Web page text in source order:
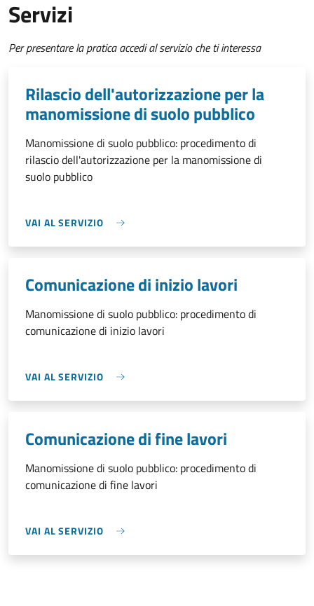
Servizi
Per presentare la pratica accedi al servizio che ti interessa
Rilascio dell'autorizzazione per la
manomissione di suolo pubblico
Manomissione di suolo pubblico: procedimento di
rilascio dell'autorizzazione per la manomissione di
suolo pubblico
VAI AL SERVIZIO
Comunicazione di inizio lavori
Manomissione di suolo pubblico: procedimento di
comunicazione di inizio lavori
VAI AL SERVIZIO
Comunicazione di fine lavori
Manomissione di suolo pubblico: procedimento di
comunicazione di fine lavori
VAI AL SERVIZIO